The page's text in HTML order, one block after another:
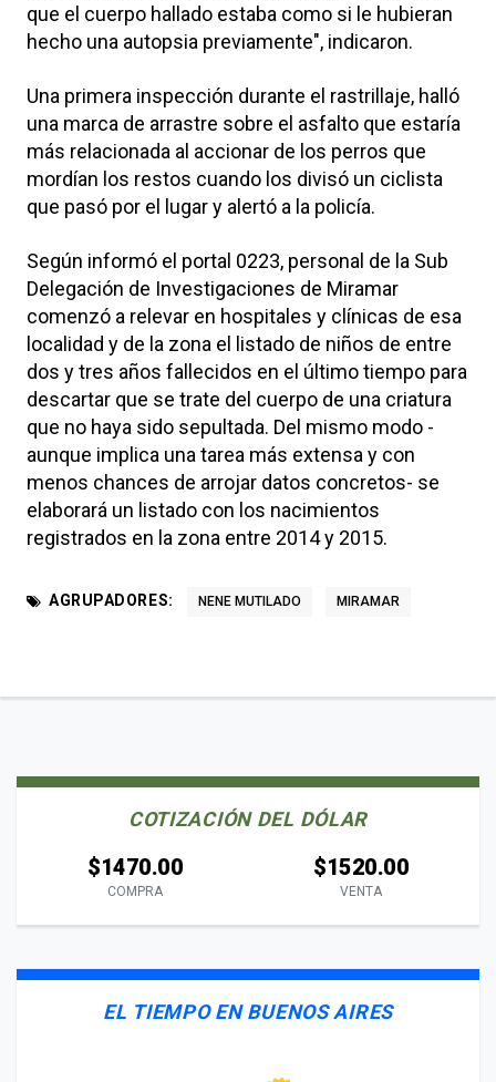
que el cuerpo hallado estaba como si le hubieran
hecho una autopsia previamente", indicaron.
Una primera inspección durante el rastrillaje, halló
una marca de arrastre sobre el asfalto que estaría
más relacionada al accionar de los perros que
mordían los restos cuando los divisó un ciclista
que pasó por el lugar y alertó a la policía.
Según informó el portal 0223, personal de la Sub
Delegación de Investigaciones de Miramar
comenzó a relevar en hospitales y clínicas de esa
localidad y de la zona el listado de niños de entre
dos y tres años fallecidos en el último tiempo para
descartar que se trate del cuerpo de una criatura
que no haya sido sepultada. Del mismo modo -
aunque implica una tarea más extensa y con
menos chances de arrojar datos concretos- se
elaborará un listado con los nacimientos
registrados en la zona entre 2014 y 2015.
AGRUPADORES: NENE MUTILADO MIRAMAR
COTIZACIÓN DEL DÓLAR
$1470.00
COMPRA
$1520.00
VENTA
EL TIEMPO EN BUENOS AIRES